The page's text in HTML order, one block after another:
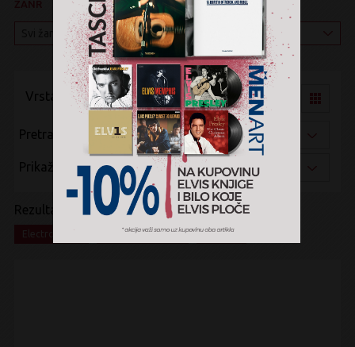
KATEGORIJA
Vrsta pregleda:
Pretraži po:
Prikaži po:
Rezultati pretrage:
Electro House x DVD x